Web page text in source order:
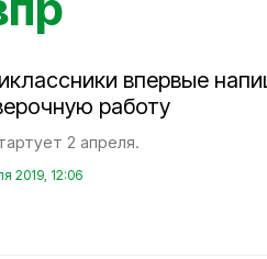
впервые
работу
2 апреля.
2019, 12:06